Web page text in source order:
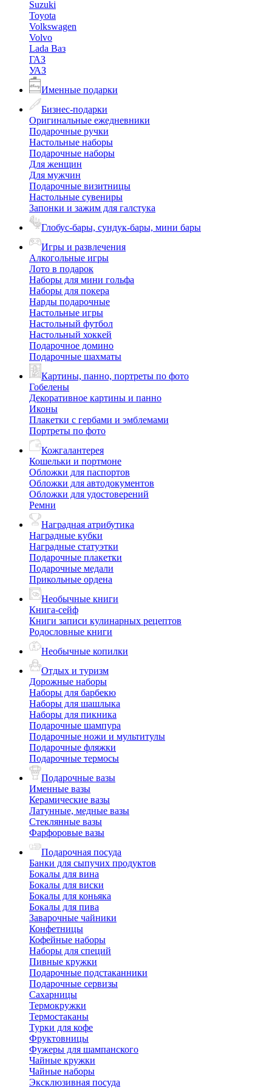
Suzuki
Toyota
Volkswagen
Volvo
Lada Ваз
ГАЗ
УАЗ
Именные подарки
Бизнес-подарки
Оригинальные ежедневники
Подарочные ручки
Настольные наборы
Подарочные наборы
Для женщин
Для мужчин
Подарочные визитницы
Настольные сувениры
Запонки и зажим для галстука
Глобус-бары, сундук-бары, мини бары
Игры и развлечения
Алкогольные игры
Лото в подарок
Наборы для мини гольфа
Наборы для покера
Нарды подарочные
Настольные игры
Настольный футбол
Настольный хоккей
Подарочное домино
Подарочные шахматы
Картины, панно, портреты по фото
Гобелены
Декоративное картины и панно
Иконы
Плакетки с гербами и эмблемами
Портреты по фото
Кожгалантерея
Кошельки и портмоне
Обложки для паспортов
Обложки для автодокументов
Обложки для удостоверений
Ремни
Наградная атрибутика
Наградные кубки
Наградные статуэтки
Подарочные плакетки
Подарочные медали
Прикольные ордена
Необычные книги
Книга-сейф
Книги записи кулинарных рецептов
Родословные книги
Необычные копилки
Отдых и туризм
Дорожные наборы
Наборы для барбекю
Наборы для шашлыка
Наборы для пикника
Подарочные шампура
Подарочные ножи и мультитулы
Подарочные фляжки
Подарочные термосы
Подарочные вазы
Именные вазы
Керамические вазы
Латунные, медные вазы
Стеклянные вазы
Фарфоровые вазы
Подарочная посуда
Банки для сыпучих продуктов
Бокалы для вина
Бокалы для виски
Бокалы для коньяка
Бокалы для пива
Заварочные чайники
Конфетницы
Кофейные наборы
Наборы для специй
Пивные кружки
Подарочные подстаканники
Подарочные сервизы
Сахарницы
Термокружки
Термостаканы
Турки для кофе
Фруктовницы
Фужеры для шампанского
Чайные кружки
Чайные наборы
Эксклюзивная посуда